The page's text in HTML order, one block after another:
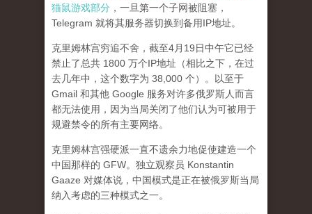
猫鼠游戏部分 ，一旦第一个子网被阻塞，
Telegram 就将其服务器切换到备用IP地址。
克里姆林宫穷追不舍，截至4月19日中午它已经
禁止了总共 1800 万个IP地址（相比之下，在过
去几年中，这个数字为 38,000 个）。以至于
Gmail 和其他 Google 服务对许多俄罗斯人而言
都无法使用，因为当局关闭了他们认为可被用于
规避禁令的所有主要网络。
克里姆林宫强硬派一直不遗余力地促使建造一个
中国那样的 GFW。独立观察员 Konstantin
Gaaze 对媒体说，中国模式是正在被俄罗斯当局
纳入考虑的三种模式之一。